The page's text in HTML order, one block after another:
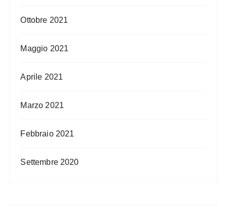
Ottobre 2021
Maggio 2021
Aprile 2021
Marzo 2021
Febbraio 2021
Settembre 2020